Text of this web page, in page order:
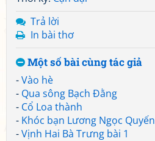
Trả lời
In bài thơ
Một số bài cùng tác giả
-Vào hè
- Qua sông Bạch Đằng
- Cổ Loa thành
- Khóc bạn Lương Ngọc Quyến
-Vịnh Hai Bà Trưng bài 1